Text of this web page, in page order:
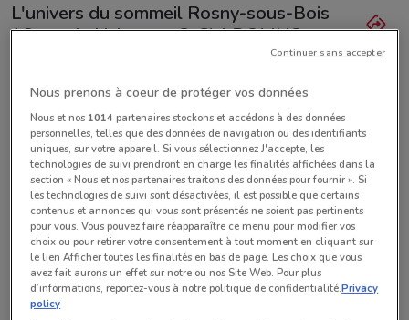
L'univers du sommeil Rosny-sous-Bois
16 rue de Lisbonne. C. Cial DOMUS
Ouvert
Vendredi 10:00 / 20:00
Samedi 10:00 / 20:00
Dimanche 10:00 / 20:00
Toutes les offres de ce magasin
Nous prenons à coeur de protéger vos données
Nous et nos 1014partenaires stockons et accédons à des données
personnelles, telles que des données de navigation ou des identifiants
uniques, sur votre appareil. Si vous sélectionnez J'accepte, les
technologies de suivi prendront en charge les finalités affichées dans la
section « Nous et nos partenaires traitons des données pour fournir ». Si
les technologies de suivi sont désactivées, il est possible que certains
contenus et annonces qui vous sont présentés ne soient pas pertinents
pour vous. Vous pouvez faire réapparaître ce menu pour modifier vos
choix ou pour retirer votre consentement à tout moment en cliquant sur
le lien Afficher toutes les finalités en bas de page. Les choix que vous
avez fait aurons un effet sur notre ou nos Site Web. Pour plus
d’informations, reportez-vous à notre politique de confidentialité.Privacy
policy
Continuer sans accepter